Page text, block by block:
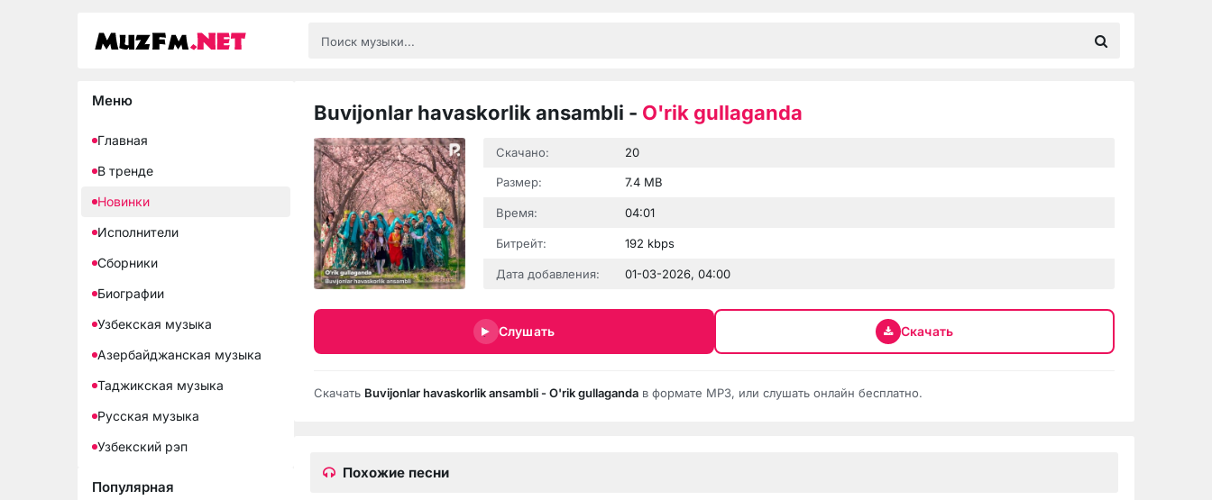
Меню
Главная
В тренде
Новинки
Исполнители
Сборники
Биографии
Узбекская музыка
Азербайджанская музыка
Таджикская музыка
Русская музыка
Узбекский рэп
Популярная
Buvijonlar havaskorlik ansambli - O'rik gullaganda
Скачано: 20
Размер: 7.4 MB
Время: 04:01
Битрейт: 192 kbps
Дата добавления: 01-03-2026, 04:00
Слушать Скачать
Скачать Buvijonlar havaskorlik ansambli - O'rik gullaganda в формате MP3, или слушать онлайн бесплатно.
Похожие песни